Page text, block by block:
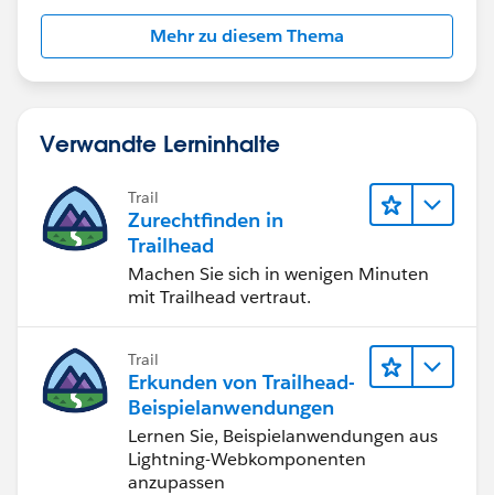
Mehr zu diesem Thema
Verwandte Lerninhalte
Trail
Zurechtfinden in
Trailhead
Machen Sie sich in wenigen Minuten
mit Trailhead vertraut.
Trail
Erkunden von Trailhead-
Beispielanwendungen
Lernen Sie, Beispielanwendungen aus
Lightning-Webkomponenten
anzupassen